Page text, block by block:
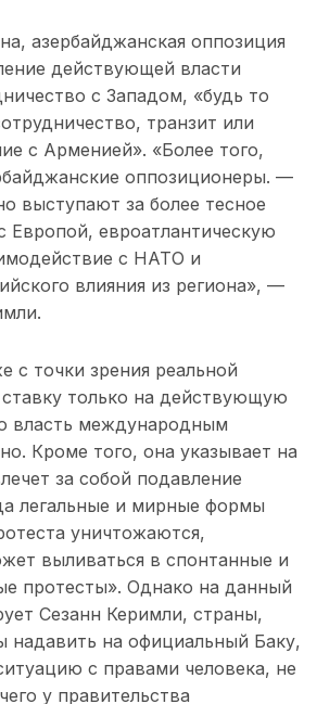
азербайджанская оппозиция
действующей власти
с Западом, «будь то
транзит или
с Арменией». «Более того,
оппозиционеры. —
выступают за более тесное
Европой, евроатлантическую
с НАТО и
влияния из региона», —
с точки зрения реальной
только на действующую
власть международным
Кроме того, она указывает на
за собой подавление
легальные и мирные формы
уничтожаются,
выливаться в спонтанные и
протесты». Однако на данный
Сезанн Керимли, страны,
надавить на официальный Баку,
с правами человека, не
у правительства